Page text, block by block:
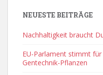
NEUESTE BEITRÄGE
Nachhaltigkeit braucht
EU-Parlament stimmt
Gentechnik-Pflanzen